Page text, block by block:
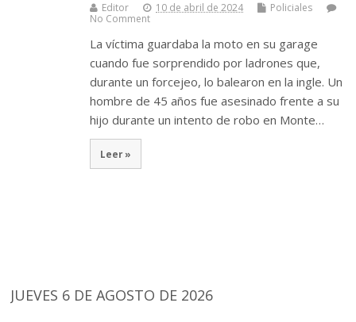
Editor 10 de abril de 2024
Policiales
No Comment
La víctima guardaba la moto en su garage
cuando fue sorprendido por ladrones que,
durante un forcejeo, lo balearon en la ingle. Un
hombre de 45 años fue asesinado frente a su
hijo durante un intento de robo en Monte…
Leer »
JUEVES 6 DE AGOSTO DE 2026